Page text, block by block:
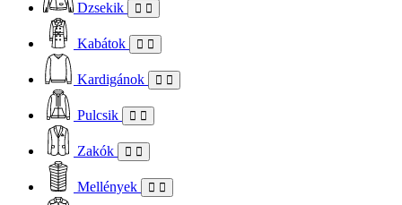
Dzsekik
Kabátok
Kardigánok
Pulcsik
Zakók
Mellények